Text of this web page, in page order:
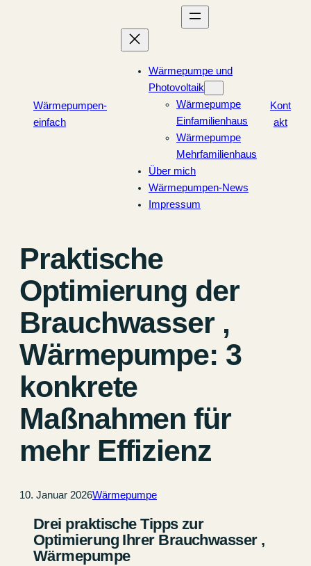
Wärmepumpen-
einfach
Wärmepumpe und
Photovoltaik
Wärmepumpe
Einfamilienhaus
Wärmepumpe
Mehrfamilienhaus
Über mich
Wärmepumpen-News
Impressum
Kont
akt
Praktische
Optimierung der
Brauchwasser ,
Wärmepumpe: 3
konkrete
Maßnahmen für
mehr Effizienz
10. Januar 2026Wärmepumpe
Drei praktische Tipps zur
Optimierung Ihrer Brauchwasser ,
Wärmepumpe